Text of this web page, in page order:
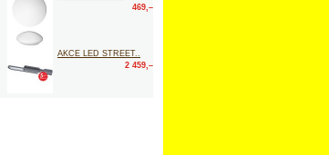
469,–
AKCE LED STREET..
2 459,–